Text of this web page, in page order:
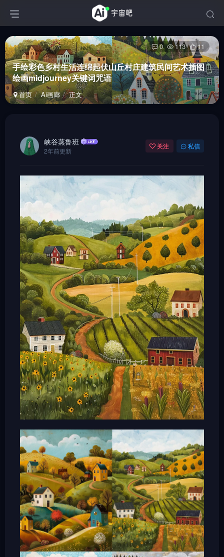
手绘彩色乡村生活连绵起伏山丘村庄建筑民间艺术插图
绘画midjourney关键词咒语
首页 Ai画廊 正文
0 113 11
峡谷蒸鲁班
2年前更新
关注 私信